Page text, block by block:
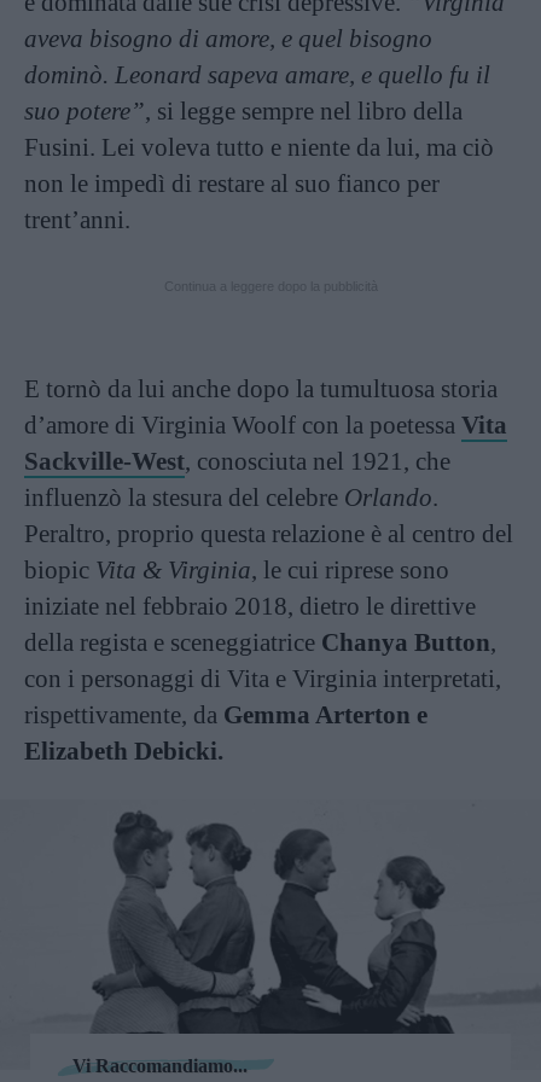
aveva bisogno di amore, e quel bisogno
dominò. Leonard sapeva amare, e quello fu il
suo potere”, si legge sempre nel libro della
Fusini. Lei voleva tutto e niente da lui, ma ciò
non le impedì di restare al suo fianco per
trent’anni.
E tornò da lui anche dopo la tumultuosa storia
d’amore di Virginia Woolf con la poetessa Vita
Sackville-West, conosciuta nel 1921, che
influenzò la stesura del celebre Orlando.
Peraltro, proprio questa relazione è al centro del
biopic Vita & Virginia, le cui riprese sono
iniziate nel febbraio 2018, dietro le direttive
della regista e sceneggiatrice Chanya Button,
con i personaggi di Vita e Virginia interpretati,
rispettivamente, da Gemma Arterton e
Elizabeth Debicki.
Vi Raccomandiamo...